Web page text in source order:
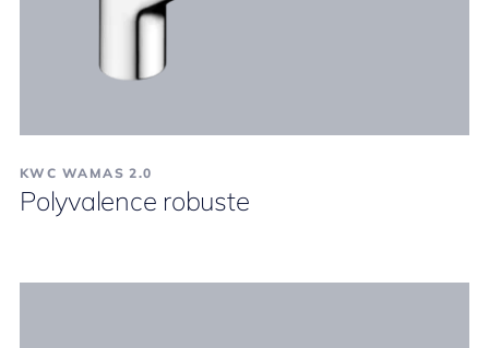
KWC WAMAS 2.0
Polyvalence robuste